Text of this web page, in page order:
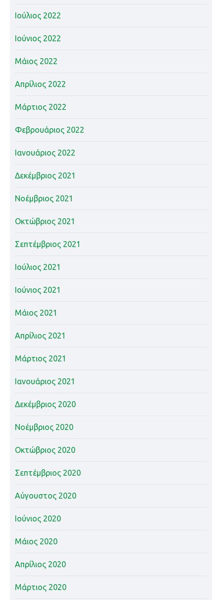
Ιούλιος 2022
Ιούνιος 2022
Μάιος 2022
Απρίλιος 2022
Μάρτιος 2022
Φεβρουάριος 2022
Ιανουάριος 2022
Δεκέμβριος 2021
Νοέμβριος 2021
Οκτώβριος 2021
Σεπτέμβριος 2021
Ιούλιος 2021
Ιούνιος 2021
Μάιος 2021
Απρίλιος 2021
Μάρτιος 2021
Ιανουάριος 2021
Δεκέμβριος 2020
Νοέμβριος 2020
Οκτώβριος 2020
Σεπτέμβριος 2020
Αύγουστος 2020
Ιούνιος 2020
Μάιος 2020
Απρίλιος 2020
Μάρτιος 2020